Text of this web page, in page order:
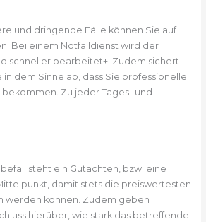
und dringende Fälle können Sie auf
Bei einem Notfalldienst wird der
schneller bearbeitet+. Zudem sichert
dem Sinne ab, dass Sie professionelle
Zu jeder Tages- und
steht ein Gutachten, bzw. eine
damit stets die preiswertesten
werden können. Zudem geben
hierüber, wie stark das betreffende